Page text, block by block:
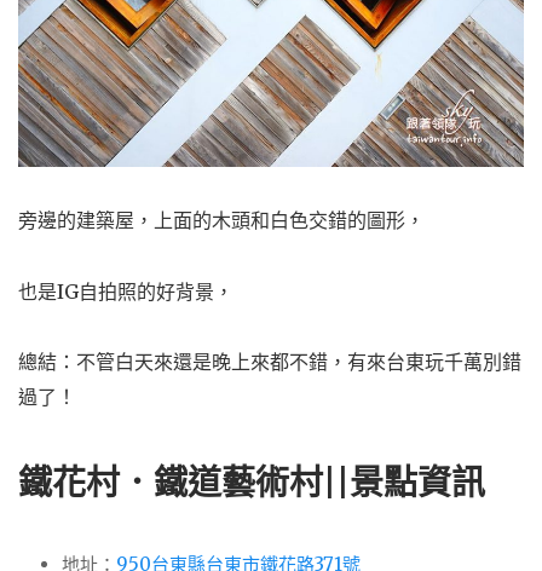
旁邊的建築屋，上面的木頭和白色交錯的圖形，
也是IG自拍照的好背景，
總結：不管白天來還是晚上來都不錯，有來台東玩千萬別錯
過了！
鐵花村．鐵道藝術村||景點資訊
地址： 950台東縣台東市鐵花路371號